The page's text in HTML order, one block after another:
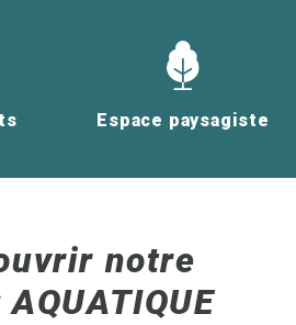
Espace paysagiste
notre
AQUATIQUE